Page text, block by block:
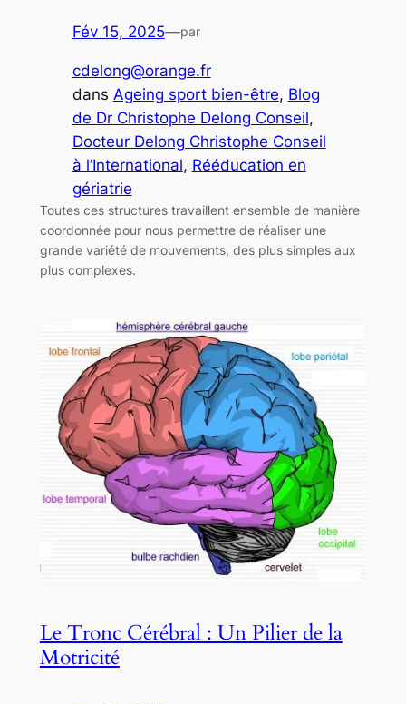
Fév 15, 2025—par
cdelong@orange.fr
dans Ageing sport bien-être, Blog
de Dr Christophe Delong Conseil
Docteur Delong Christophe Conseil
à l’International, Rééducation en
gériatrie
Toutes ces structures travaillent ensemble de manière
coordonnée pour nous permettre de réaliser une
grande variété de mouvements, des plus simples aux
plus complexes.
Le Tronc Cérébral : Un Pilier de la
Motricité